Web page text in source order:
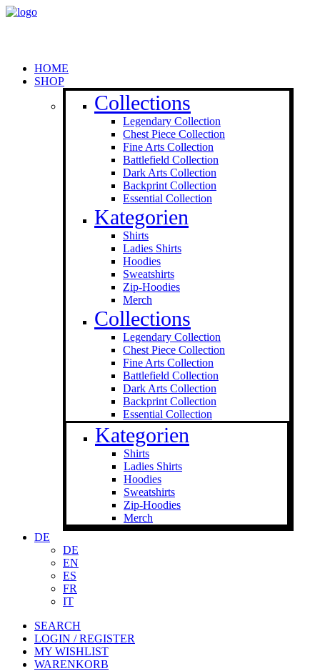
HOME
SHOP
Collections
Legendary Collection
Chest Piece Collection
Fine Arts Collection
Battlefield Collection
Dark Arts Collection
Backprint Collection
Essential Collection
Kategorien
Shirts
Ladies Shirts
Hoodies
Sweat­shirts
Zip-Hoodies
Merch
Collections
Legendary Collection
Chest Piece Collection
Fine Arts Collection
Battlefield Collection
Dark Arts Collection
Backprint Collection
Essential Collection
Kategorien
Shirts
Ladies Shirts
Hoodies
Sweat­shirts
Zip-Hoodies
Merch
DE
DE
EN
ES
FR
IT
SEARCH
LOGIN / REGISTER
MY WISHLIST
WARENKORB